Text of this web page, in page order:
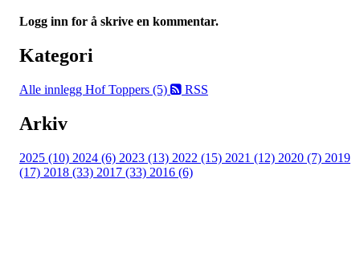
Logg inn for å skrive en kommentar.
Kategori
Alle innlegg Hof Toppers (5) RSS
Arkiv
2025 (10) 2024 (6) 2023 (13) 2022 (15) 2021 (12) 2020 (7) 2019
(17) 2018 (33) 2017 (33) 2016 (6)